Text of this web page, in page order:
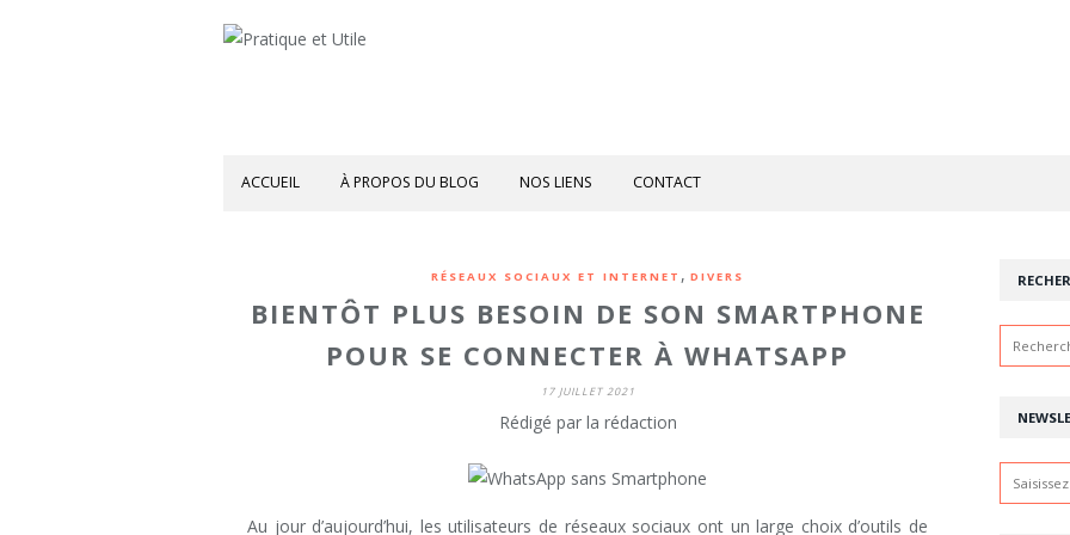
ACCUEIL À PROPOS DU BLOG NOS LIENS CONTACT
RÉSEAUX SOCIAUX ET INTERNET , DIVERS
BIENTÔT PLUS BESOIN DE SON SMARTPHONE
POUR SE CONNECTER À WHATSAPP
17 JUILLET 2021
Rédigé par la rédaction
Au jour d’aujourd’hui, les utilisateurs de réseaux sociaux ont un large choix d’outils de